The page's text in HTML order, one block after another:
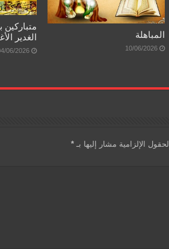
المباهلة
10/06/2026
متباركين
الغدير
06/2026
الحقول الإلزامية مشار إليها بـ*